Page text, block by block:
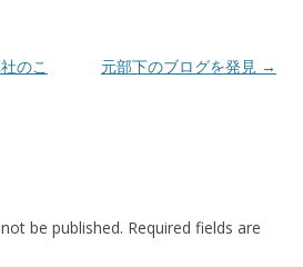
のこ
元部下のブログを発見 →
be published. Required fields are